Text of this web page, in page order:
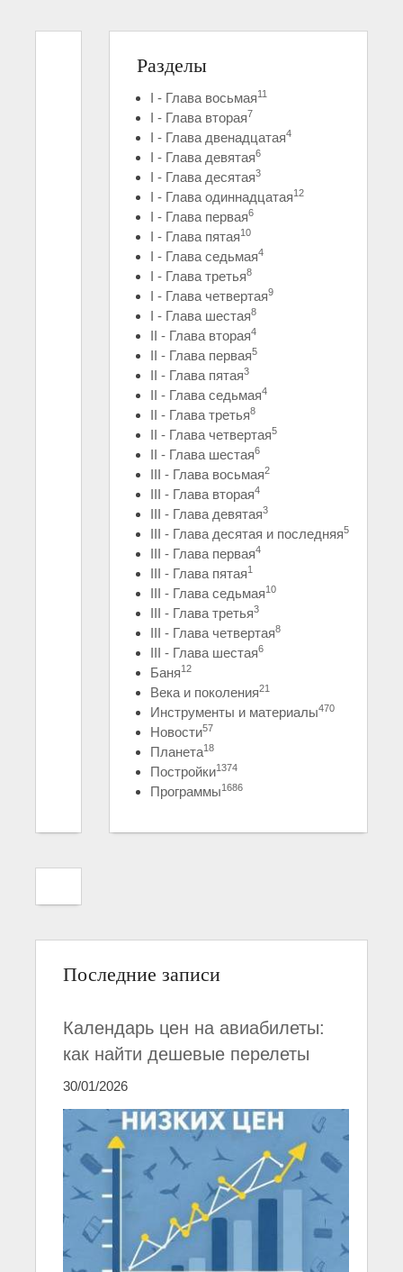
Разделы
I - Глава восьмая11
I - Глава вторая7
I - Глава двенадцатая4
I - Глава девятая6
I - Глава десятая3
I - Глава одиннадцатая12
I - Глава первая6
I - Глава пятая10
I - Глава седьмая4
I - Глава третья8
I - Глава четвертая9
I - Глава шестая8
II - Глава вторая4
II - Глава первая5
II - Глава пятая3
II - Глава седьмая4
II - Глава третья8
II - Глава четвертая5
II - Глава шестая6
III - Глава восьмая2
III - Глава вторая4
III - Глава девятая3
III - Глава десятая и последняя5
III - Глава первая4
III - Глава пятая1
III - Глава седьмая10
III - Глава третья3
III - Глава четвертая8
III - Глава шестая6
Баня12
Века и поколения21
Инструменты и материалы470
Новости57
Планета18
Постройки1374
Программы1686
Последние записи
Календарь цен на авиабилеты:
как найти дешевые перелеты
30/01/2026